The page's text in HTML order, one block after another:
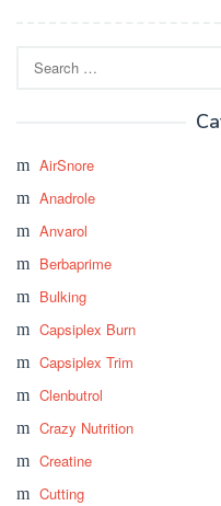
for:
AirSnore
Anadrole
Anvarol
Berbaprime
Bulking
Capsiplex Burn
Capsiplex Trim
Clenbutrol
Crazy Nutrition
Creatine
Cutting